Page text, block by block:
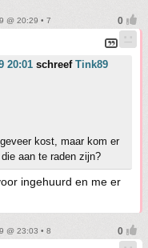
@ 20:29 • 7
20:01 schreef Tink89
kost, maar kom er
aan te raden zijn?
ingehuurd en me er
@ 23:03 • 8